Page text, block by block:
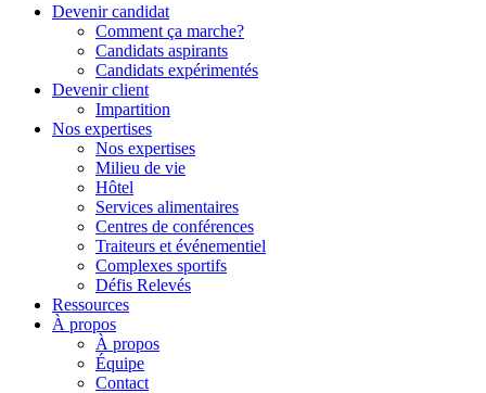
Devenir candidat
Comment ça marche?
Candidats aspirants
Candidats expérimentés
Devenir client
Impartition
Nos expertises
Nos expertises
Milieu de vie
Hôtel
Services alimentaires
Centres de conférences
Traiteurs et événementiel
Complexes sportifs
Défis Relevés
Ressources
À propos
À propos
Équipe
Contact